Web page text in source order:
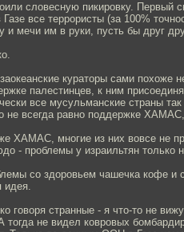
словесную пикировку. Первый
Газе все террористы (за 100%
мечи им в руки, пусть бы друг
кураторы сами похоже
палестинцев, к ним
все мусульманские страны
не всегда равно поддержке
ХАМАС, многие из них вовсе не
- проблемы у израильтян только
со здоровьем чашечка кофе
идея.
говоря странные - я что-то не
не видел ковровых